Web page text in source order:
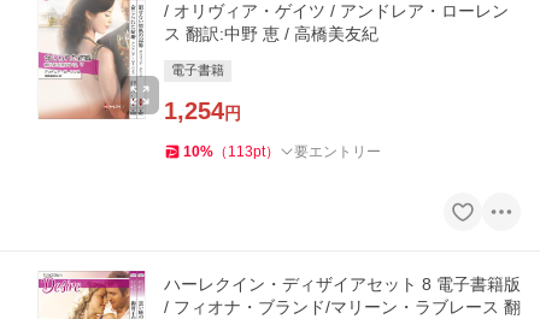
/ オリヴィア・ゲイツ / アンドレア・ローレン
ス 翻訳:中野 恵 / 高橋美友紀
電子書籍
1,254円
10% （ 113pt） 要エントリー
ハーレクイン・ディザイアセット 8 電子書籍版
/ フィオナ・ブランド/マリーン・ラブレース 翻